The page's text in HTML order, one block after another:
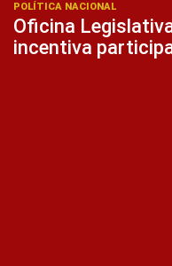
POLÍTICA NACIONAL
Oficina
incentiva